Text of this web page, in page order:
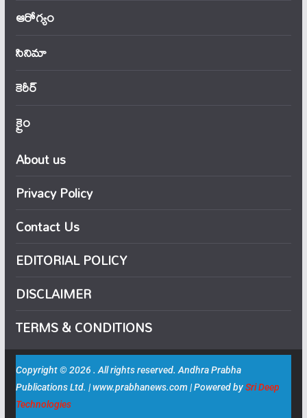
ఆరోగ్యం
సినిమా
కెరీర్
క్రైం
About us
Privacy Policy
Contact Us
EDITORIAL POLICY
DISCLAIMER
TERMS & CONDITIONS
Copyright © 2026 . All rights reserved. Andhra Prabha
Publications Ltd. | www.prabhanews.com | Powered bySri Deep
Technologies